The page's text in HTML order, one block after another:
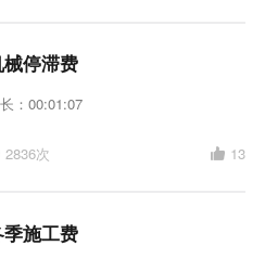
停滞费
：00:01:07
2836次 13
施工费